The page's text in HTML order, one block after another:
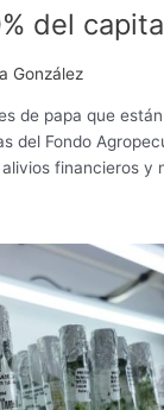
del
González
de papa que
del Fondo
financieros y